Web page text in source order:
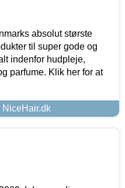
absolut største
til super gode og
indenfor hudpleje,
parfume. Klik her for at
NiceHair.dk